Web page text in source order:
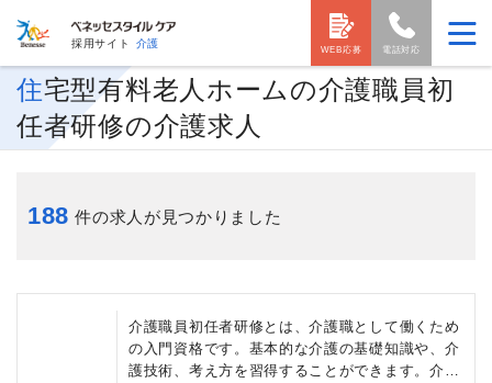
採用サイト 介護
電話対応
WEB応募
住宅型有料老人ホームの介護職員初
任者研修の介護求人
188 件の求人が見つかりました
介護職員初任者研修とは、介護職として働くため
の入門資格です。基本的な介護の基礎知識や、介
護技術、考え方を習得することができます。介